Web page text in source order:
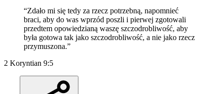
“Zdało mi się tedy za rzecz potrzebną, napomnieć
braci, aby do was wprzód poszli i pierwej zgotowali
przedtem opowiedzianą waszę szczodrobliwość, aby
była gotowa tak jako szczodrobliwość, a nie jako rzecz
przymuszona.”
2 Koryntian 9:5